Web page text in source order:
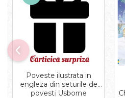
Poveste ilustrata in
engleza din seturile de
povesti Usborne